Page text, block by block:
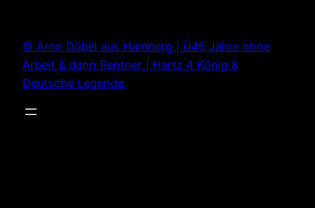
springen
© Arno Dübel aus Hamburg | Ü45 Jahre ohne
Arbeit & dann Rentner | Hartz 4 König &
Deutsche Legende.